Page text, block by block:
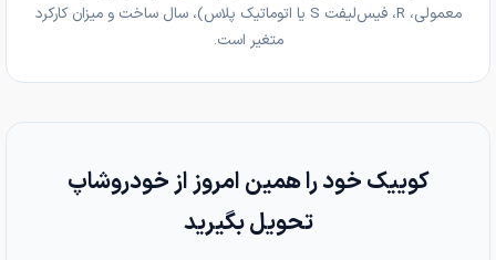
معمولی، R، فیس‌لیفت S یا اتوماتیک پلاس)، سال ساخت و میزان کارکرد
متغیر است.
کوییک خود را همین امروز از خودروشاپ
تحویل بگیرید